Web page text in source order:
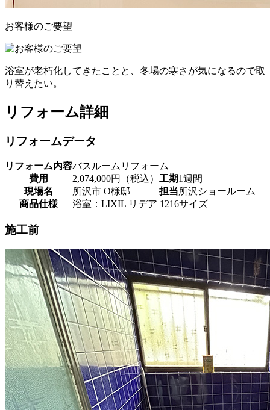
お客様のご要望
浴室が老朽化してきたことと、冬場の寒さが気になるので取
り替えたい。
リフォーム詳細
リフォームデータ
リフォーム内容バスルームリフォーム
費用
2,074,000円（税込） 工期1週間
現場名
所沢市 O様邸 担当所沢ショールーム
商品仕様
浴室：LIXIL リデア 1216サイズ
施工前